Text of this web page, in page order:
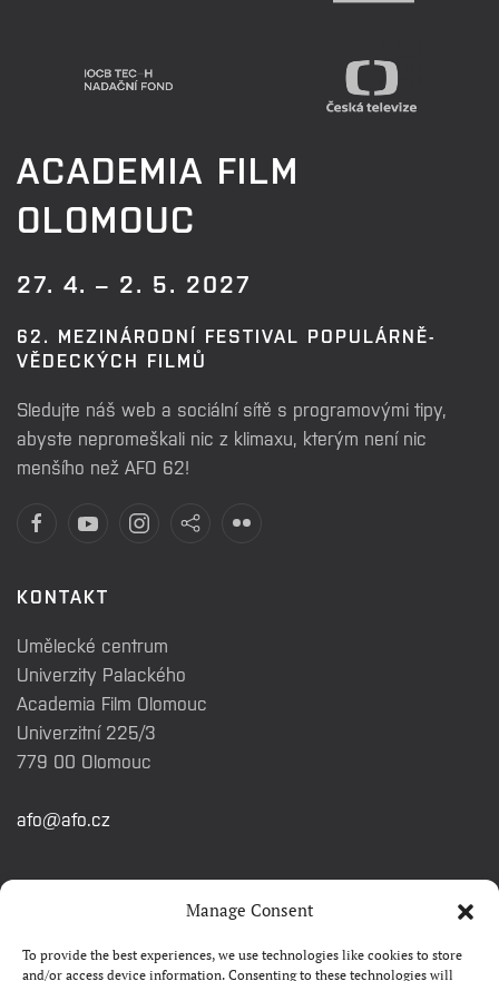
Manage Consent
To provide the best experiences, we use technologies like cookies to store
and/or access device information. Consenting to these technologies will
ACADEMIA FILM
OLOMOUC
27. 4. – 2. 5. 2027
62. MEZINÁRODNÍ FESTIVAL POPULÁRNĚ-
VĚDECKÝCH FILMŮ
Sledujte náš web a sociální sítě s programovými tipy,
abyste nepromeškali nic z klimaxu, kterým není nic
menšího než AFO 62!
KONTAKT
Umělecké centrum
Univerzity Palackého
Academia Film Olomouc
Univerzitní 225/3
779 00 Olomouc
afo@afo.cz
RYCHLÉ ODKAZY
Watch&Know